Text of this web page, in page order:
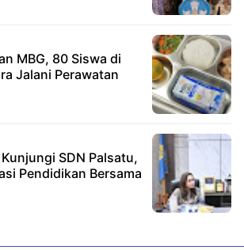
MBG, 80 Siswa di
Jalani Perawatan
SDN Palsatu,
Pendidikan Bersama